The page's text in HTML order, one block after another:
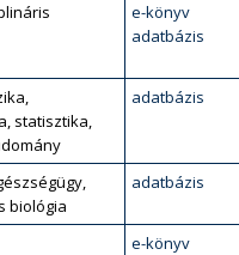
e-könyv
adatbázis
statisztika,
adatbázis
biológia
adatbázis
e-könyv